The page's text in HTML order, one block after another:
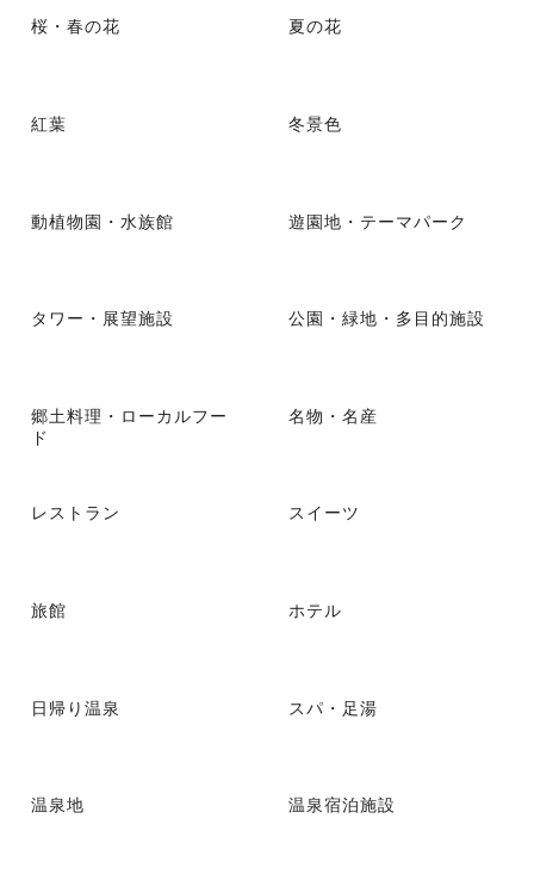
桜・春の花 夏の花
紅葉 冬景色
動植物園・水族館 遊園地・テーマパーク
タワー・展望施設 公園・緑地・多目的施設
郷土料理・ローカルフー
ド
名物・名産
レストラン スイーツ
旅館 ホテル
日帰り温泉 スパ・足湯
温泉地 温泉宿泊施設